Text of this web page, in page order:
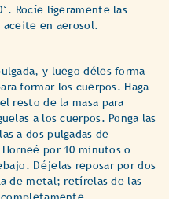
Rocíe ligeramente las
aceite en aerosol.
y luego déles forma
formar los cuerpos. Haga
resto de la masa para
a los cuerpos. Ponga las
a dos pulgadas de
por 10 minutos o
Déjelas reposar por dos
de metal; retírelas de las